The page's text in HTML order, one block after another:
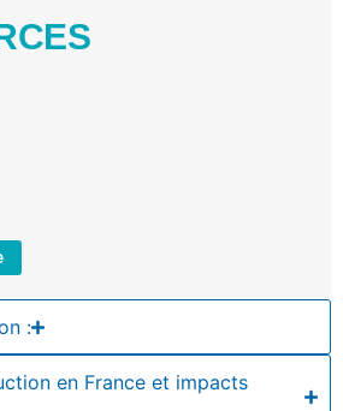
:
en France et impacts